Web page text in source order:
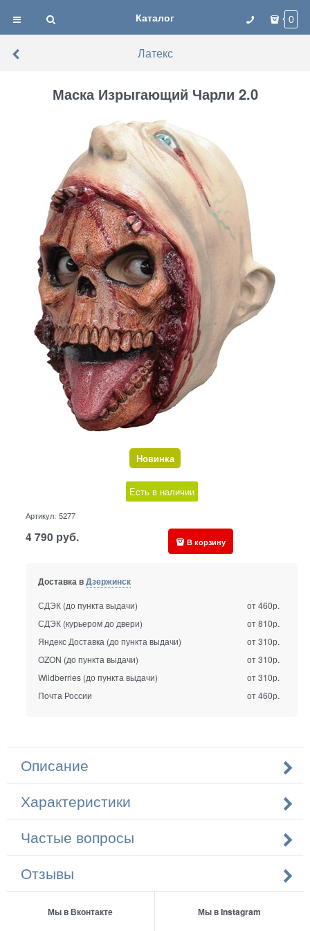
Каталог 0
Латекс
Маска Изрыгающий Чарли 2.0
Новинка
Есть в наличии
Артикул: 5277
4 790 руб. В корзину
Доставка вДзержинск
СДЭК (до пункта выдачи)
от 460р.
СДЭК (курьером до двери)
от 810р.
Яндекс Доставка (до пункта выдачи)
от 310р.
OZON (до пункта выдачи)
от 310р.
Wildberries (до пункта выдачи)
от 310р.
Почта России
от 460р.
Описание
Характеристики
Частые вопросы
Отзывы
Мы в Вконтакте Мы в Instagram